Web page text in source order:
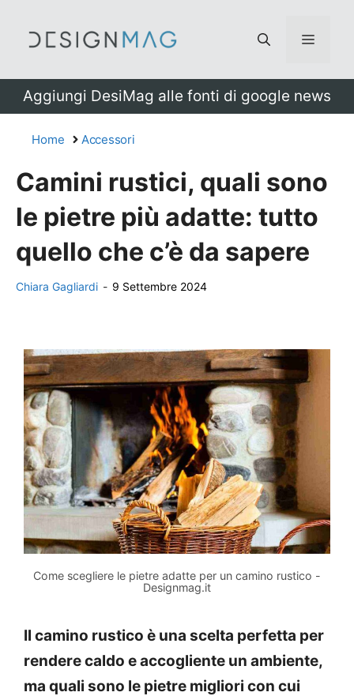
Menu
Aggiungi DesiMag alle fonti di google news
Home Accessori
Camini rustici, quali sono
le pietre più adatte: tutto
quello che c’è da sapere
Chiara Gagliardi - 9 Settembre 2024
Come scegliere le pietre adatte per un camino rustico -
Designmag.it
Il camino rustico è una scelta perfetta per
rendere caldo e accogliente un ambiente,
ma quali sono le pietre migliori con cui